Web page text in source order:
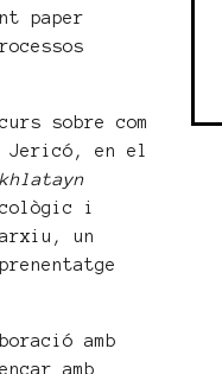
paper
sobre com
Jericó, en el
i
un
amb
amb